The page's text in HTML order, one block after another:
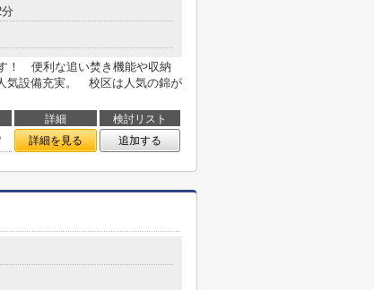
！ 便利な追い焚き機能や収納
気設備充実。 校区は人気の錦が
詳細
検討リスト
詳細を見る 追加する